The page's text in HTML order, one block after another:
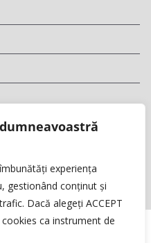
experiența
gestionând conținut și
Dacă alegeți ACCEPT
ca instrument de